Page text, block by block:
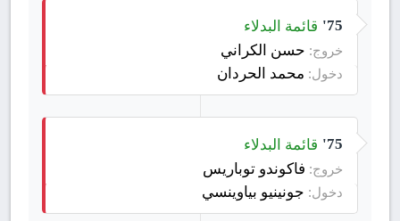
75' قائمة البدلاء
خروج: حسن الكراني
دخول: محمد الحردان
75' قائمة البدلاء
خروج: فاكوندو توباريس
دخول: جونينيو بياوينسي